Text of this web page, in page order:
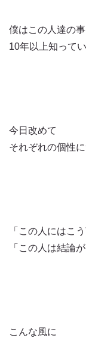
僕はこの人達の
10年以上知って
今日改めて
それぞれの個性
「この人にはこ
「この人は結論
こんな風に